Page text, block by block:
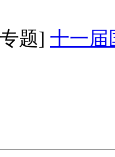
题] 十一